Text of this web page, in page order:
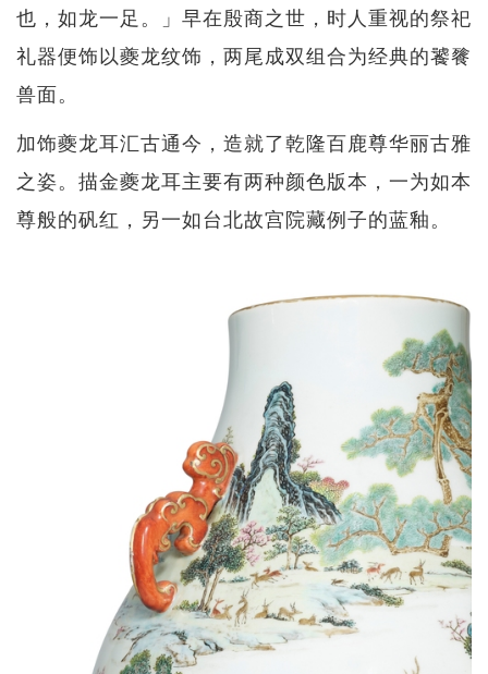
也，如龙一足。」早在殷商之世，时人重视的祭祀
礼器便饰以夔龙纹饰，两尾成双组合为经典的饕餮
兽面。
加饰夔龙耳汇古通今，造就了乾隆百鹿尊华丽古雅
之姿。描金夔龙耳主要有两种颜色版本，一为如本
尊般的矾红，另一如台北故宫院藏例子的蓝釉。